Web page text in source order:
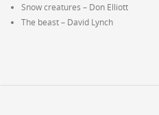
Snow creatures – Don Elliott
The beast – David Lynch